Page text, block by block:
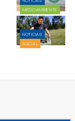
MEDIOAMBIENTE
NOTICIAS
SOCIAL